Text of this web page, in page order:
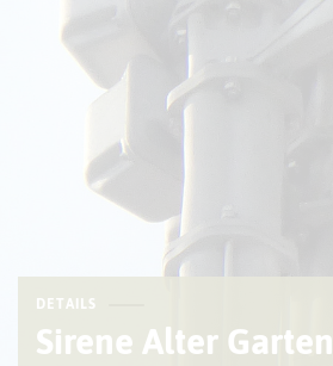
DETAILS
Sirene Alter Garten